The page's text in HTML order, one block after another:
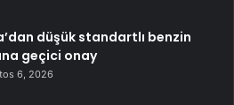
düşük standartlı benzin
geçici onay
6, 2026